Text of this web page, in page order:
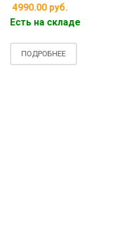
4990.00руб.
Есть на складе
ПОДРОБНЕЕ